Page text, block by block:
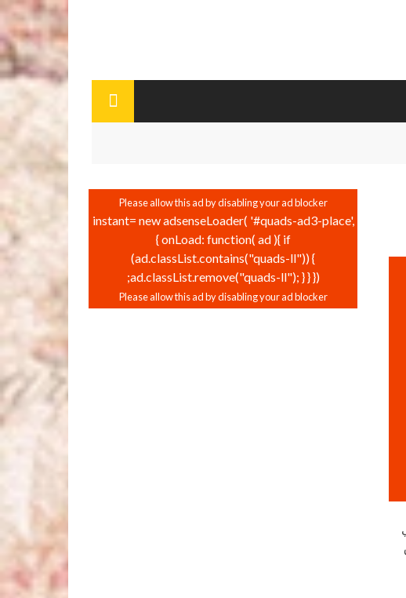
instant= new adsenseLoader( '#quads-ad3-place',
{ onLoad: function( ad ){ if
(ad.classList.contains("quads-ll")) {
ad.classList.remove("quads-ll"); } } });